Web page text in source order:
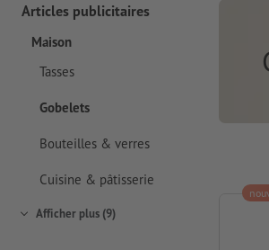
Articles publicitaires
Maison
Tasses
Gobelets
Bouteilles & verres
Cuisine & pâtisserie
Afficher plus (9)